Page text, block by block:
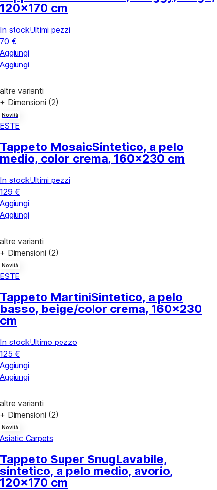
120x170 cm
In stockUltimi pezzi
70 €
Aggiungi
Aggiungi
altre varianti
+ Dimensioni (2)
Novità
ESTE
Tappeto MosaicSintetico, a pelo
medio, color crema, 160x230 cm
In stockUltimi pezzi
129 €
Aggiungi
Aggiungi
altre varianti
+ Dimensioni (2)
Novità
ESTE
Tappeto MartiniSintetico, a pelo
basso, beige/color crema, 160x230
cm
In stockUltimo pezzo
125 €
Aggiungi
Aggiungi
altre varianti
+ Dimensioni (2)
Novità
Asiatic Carpets
Tappeto Super SnugLavabile,
sintetico, a pelo medio, avorio,
120x170 cm